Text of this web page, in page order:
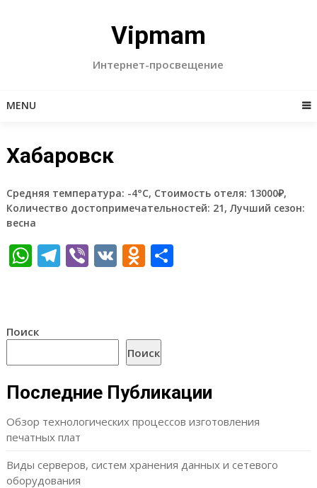
Vipmam
Интернет-просвещение
MENU
Хабаровск
Средняя температура: -4°C, Стоимость отеля: 13000₽,
Количество достопримечательностей: 21, Лучший сезон:
весна
WhatsApp
Telegram
Viber
VKOdnoklassniki
Отправить
Поиск
Поиск
Последние Публикации
Обзор технологических процессов изготовления
печатных плат
Виды серверов, систем хранения данных и сетевого
оборудования